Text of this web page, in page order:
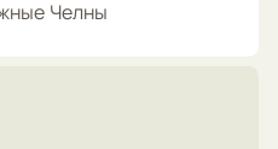
Челны